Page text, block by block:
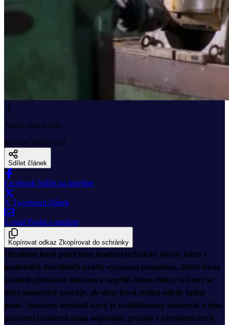
Autor: istock.com
Martina Miláčková
Sdílet článek
Facebook Sdílet na timeline
X Tweetnout článek
E-mail Poslat e-mailem
Kopírovat odkaz Zkopírovat do schránky
Obrábění kovů patří mezi tradiční technické obory, které v
posledních desetiletích prošly výraznou proměnou. Dříve byste
si mohli představit hlučnou a nepříliš čistou dílnu, ve které se
těžce manuálně pracuje, ale dnes bývá realita někde úplně
jinde. Současný obráběč kovů je kvalifikovaný odborník a jeho
pracovní prostředí tomu odpovídá: pracuje s přesnými stroji,